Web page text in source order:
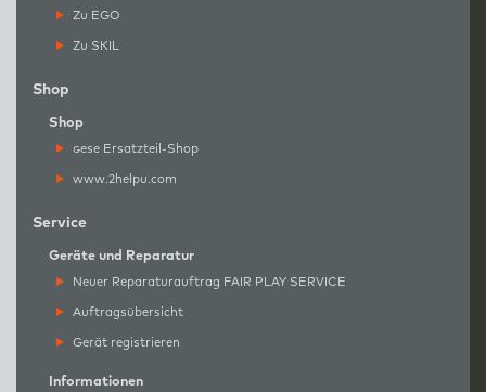
Zu EGO
Zu SKIL
Shop
Shop
gese Ersatzteil-Shop
www.2helpu.com
Service
Geräte und Reparatur
Neuer Reparaturauftrag FAIR PLAY SERVICE
Auftragsübersicht
Gerät registrieren
Informationen